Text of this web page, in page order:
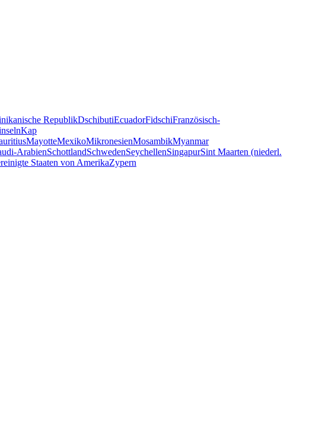
RepublikDschibutiEcuadorFidschiFranzösisch-
Kap
MayotteMexikoMikronesienMosambikMyanmar
ArabienSchottlandSchwedenSeychellenSingapurSint Maarten (niederl.
Staaten von AmerikaZypern